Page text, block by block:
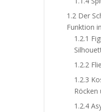
1.2 Der
Funktion
1.2.1
1.2.2
1.2.3
Röcken
1.2.4